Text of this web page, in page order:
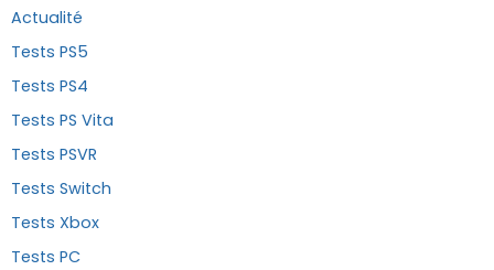
Actualité
Tests PS5
Tests PS4
Tests PS Vita
Tests PSVR
Tests Switch
Tests Xbox
Tests PC